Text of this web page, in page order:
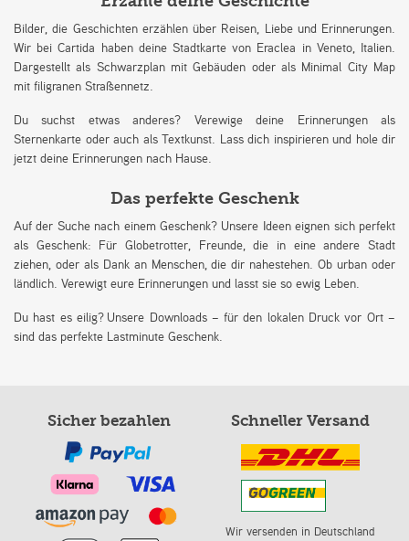
Bilder, die Geschichten erzählen über Reisen, Liebe und Erinnerungen.
Wir bei Cartida haben deine Stadtkarte von Eraclea in Veneto, Italien.
Dargestellt als Schwarzplan mit Gebäuden oder als Minimal City Map
mit filigranen Straßennetz.
Du suchst etwas anderes? Verewige deine Erinnerungen als
Sternenkarte oder auch als Textkunst. Lass dich inspirieren und hole dir
jetzt deine Erinnerungen nach Hause.
Das perfekte Geschenk
Auf der Suche nach einem Geschenk? Unsere Ideen eignen sich perfekt
als Geschenk: Für Globetrotter, Freunde, die in eine andere Stadt
ziehen, oder als Dank an Menschen, die dir nahestehen. Ob urban oder
ländlich. Verewigt eure Erinnerungen und lasst sie so ewig Leben.
Du hast es eilig? Unsere Downloads – für den lokalen Druck vor Ort –
sind das perfekte Lastminute Geschenk.
Sicher bezahlen Schneller Versand
Wir versenden in Deutschland